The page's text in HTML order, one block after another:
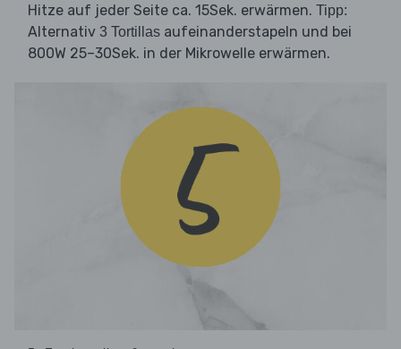
Hitze auf jeder Seite ca. 15Sek. erwärmen. Tipp:
Alternativ 3 Tortillas aufeinanderstapeln und bei
800W 25–30Sek. in der Mikrowelle erwärmen.